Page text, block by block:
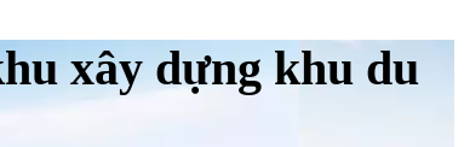
xây dựng khu du